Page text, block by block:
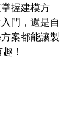
握建模方
門，還是自
案都能讓製
！